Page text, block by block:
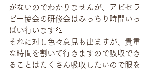
がないのでわかりませんが、アピセラ
ピー協会の研修会はみっちり時間いっ
ぱい行います💦
それに対し色々意見も出ますが、貴重
な時間を割いて行きますので吸収でき
ることはたくさん吸収したいので眼を